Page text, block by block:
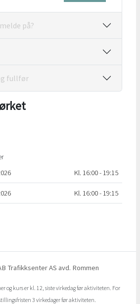
på?
fullfør
Kl. 16:00 - 19:15
Kl. 16:00 - 19:15
Trafikksenter AS avd. Rommen
og kurs er kl. 12, siste virkedag før aktiviteten. For
3 virkedager før aktiviteten.